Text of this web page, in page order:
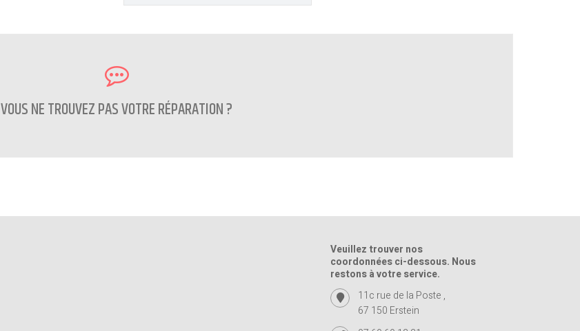
VOUS NE TROUVEZ PAS VOTRE RÉPARATION ?
CONTACTEZ NOUS
Veuillez trouver nos
coordonnées ci-dessous. Nous
restons à votre service.
11c rue de la Poste ,
67 150 Erstein